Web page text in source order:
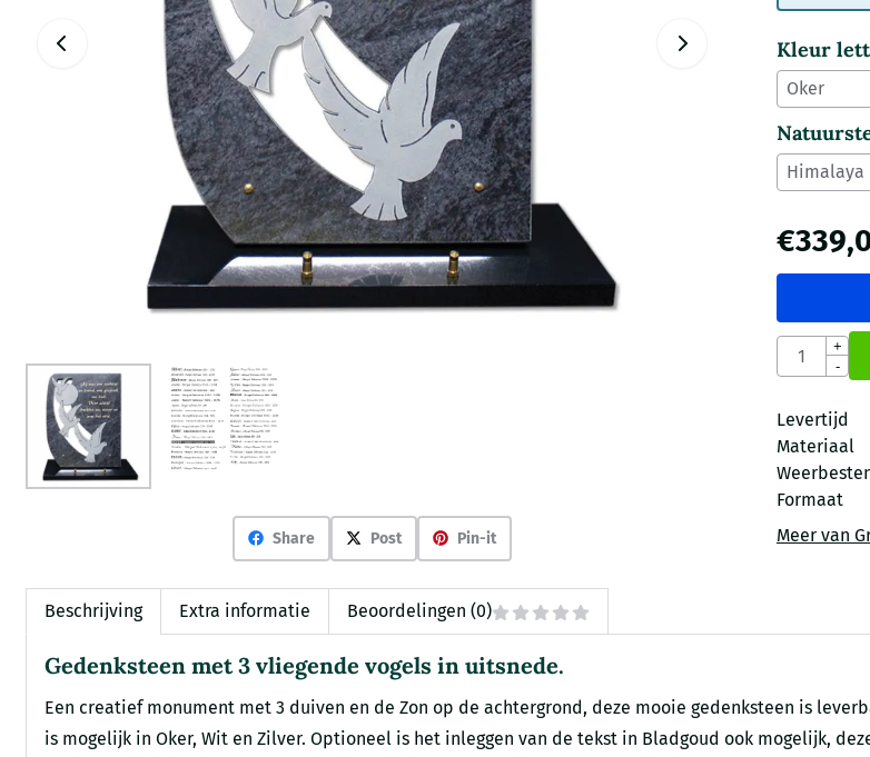
Share Post Pin-it
Kleur
€
Aantal
+
-
Levertijd
Materiaal
Formaat
Meer van
Beschrijving Extra informatie Beoordelingen (0)
Gedenksteen met 3 vliegende vogels in uitsnede.
Een creatief monument met 3 duiven en de Zon op de achtergrond, deze mooie gedenksteen is
is mogelijk in Oker, Wit en Zilver. Optioneel is het inleggen van de tekst in Bladgoud ook mogelijk,